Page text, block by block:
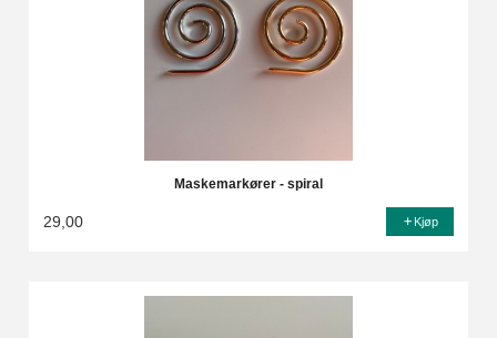
Maskemarkører - spiral
29,00 Kjøp